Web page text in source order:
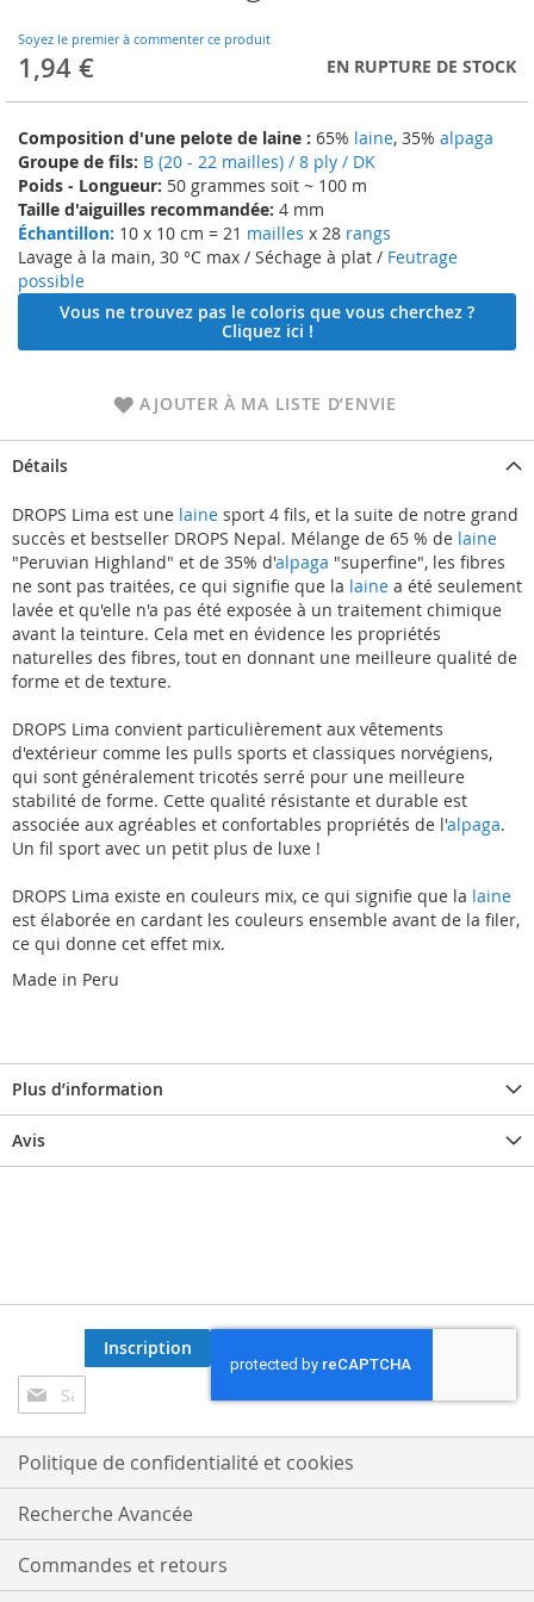
Soyez le premier à commenter ce produit
1,94 € EN RUPTURE DE STOCK
Composition d'une pelote de laine : 65% laine, 35% alpaga
Groupe de fils: B (20 - 22 mailles) / 8 ply / DK
Poids - Longueur: 50 grammes soit ~ 100 m
Taille d'aiguilles recommandée: 4 mm
Échantillon: 10 x 10 cm = 21 mailles x 28 rangs
Lavage à la main, 30 °C max / Séchage à plat / Feutrage
possible
Vous ne trouvez pas le coloris que vous cherchez ?
Cliquez ici !
AJOUTER À MA LISTE D’ENVIE
beginning
of
the
gallery
Détails
DROPS Lima est une laine sport 4 fils, et la suite de notre grand
succès et bestseller DROPS Nepal. Mélange de 65 % de laine
"Peruvian Highland" et de 35% d'alpaga "superfine", les fibres
ne sont pas traitées, ce qui signifie que la laine a été seulement
lavée et qu'elle n'a pas été exposée à un traitement chimique
avant la teinture. Cela met en évidence les propriétés
naturelles des fibres, tout en donnant une meilleure qualité de
forme et de texture.
DROPS Lima convient particulièrement aux vêtements
d'extérieur comme les pulls sports et classiques norvégiens,
qui sont généralement tricotés serré pour une meilleure
stabilité de forme. Cette qualité résistante et durable est
associée aux agréables et confortables propriétés de l'alpaga.
Un fil sport avec un petit plus de luxe !
DROPS Lima existe en couleurs mix, ce qui signifie que la laine
est élaborée en cardant les couleurs ensemble avant de la filer,
ce qui donne cet effet mix.
Made in Peru
Plus d’information
Avis
Inscription
à
notre
lettre
d’information
:
Inscription
Politique de confidentialité et cookies
Recherche Avancée
Commandes et retours